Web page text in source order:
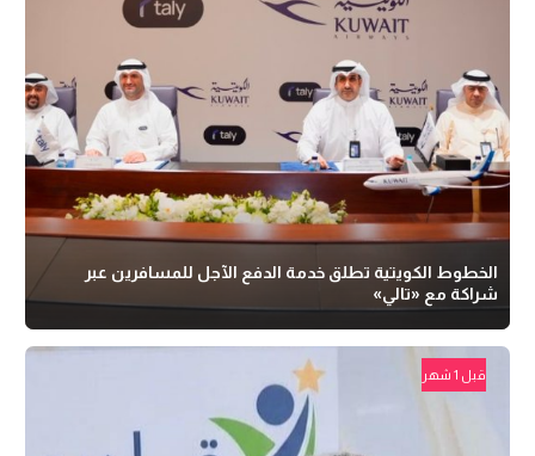
الخطوط الكويتية تطلق خدمة الدفع الآجل للمسافرين عبر
شراكة مع «تالي»
قبل 1 شهر